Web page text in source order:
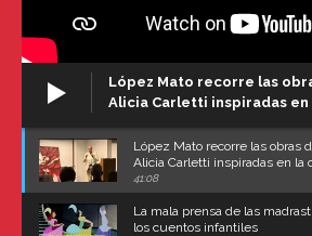
López Mato recorre las
Alicia Carletti inspiradas
López Mato recorre las obras
Alicia Carletti inspiradas en la
Carroll
41:08
La mala prensa de las
los cuentos infantiles